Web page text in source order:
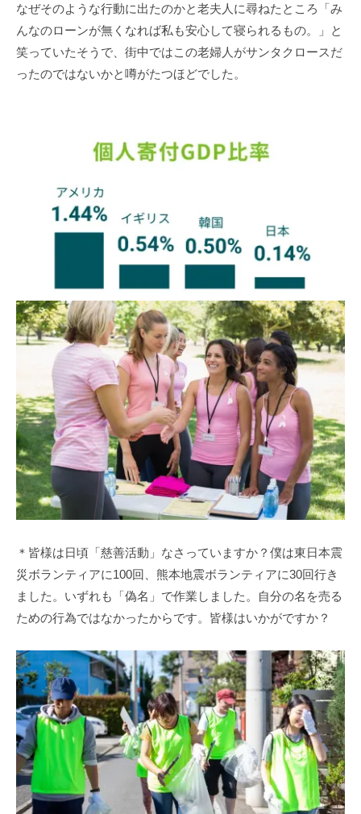
なぜそのような⾏動に出たのかと⽼夫⼈に尋ねたところ「み
んなのローンが無くなれば私も安⼼して寝られるもの。」と
笑っていたそうで、街中ではこの⽼婦⼈がサンタクロースだ
ったのではないかと噂がたつほどでした。
＊皆様は日頃「慈善活動」なさっていますか？僕は東日本震
災ボランティアに100回、熊本地震ボランティアに30回行き
ました。いずれも「偽名」で作業しました。自分の名を売る
ための行為ではなかったからです。皆様はいかがですか？